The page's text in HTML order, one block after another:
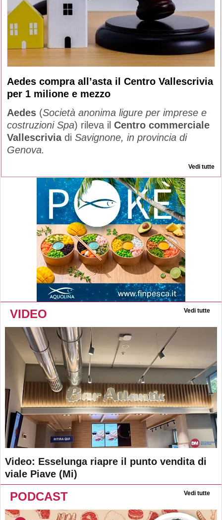
Aedes compra all’asta il Centro Vallescrivia
per 1 milione e mezzo
Aedes (Società anonima ligure per imprese e
costruzioni Spa) rileva il Centro commerciale
Vallescriviadi Savignone, in provincia di
Genova.
Vedi tutte
VIDEO Vedi tutte
Video: Esselunga riapre il punto vendita di
viale Piave (Mi)
PODCAST Vedi tutte